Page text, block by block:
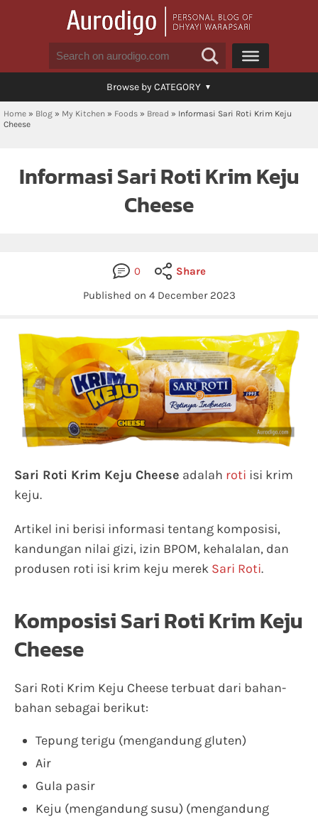
Browse by CATEGORY
Home » Blog » My Kitchen » Foods » Bread » Informasi Sari Roti Krim Keju
Cheese
Informasi Sari Roti Krim Keju
Cheese
0
Share
Published on 4 December 2023
Sari Roti Krim Keju Cheese adalah roti isi krim
keju.
Artikel ini berisi informasi tentang komposisi,
kandungan nilai gizi, izin BPOM, kehalalan, dan
produsen roti isi krim keju merek Sari Roti.
Komposisi Sari Roti Krim Keju
Cheese
Sari Roti Krim Keju Cheese terbuat dari bahan-
bahan sebagai berikut:
Tepung terigu (mengandung gluten)
Air
Gula pasir
Keju (mengandung susu) (mengandung